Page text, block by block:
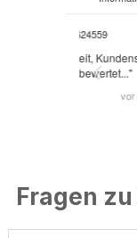
Fragen